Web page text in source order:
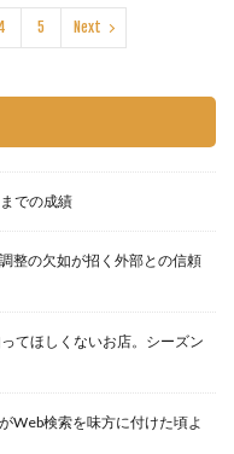
5 Next
での成績
整の欠如が招く外部との信頼
てほしくないお店。シーズン
Web検索を味方に付けた頃よ